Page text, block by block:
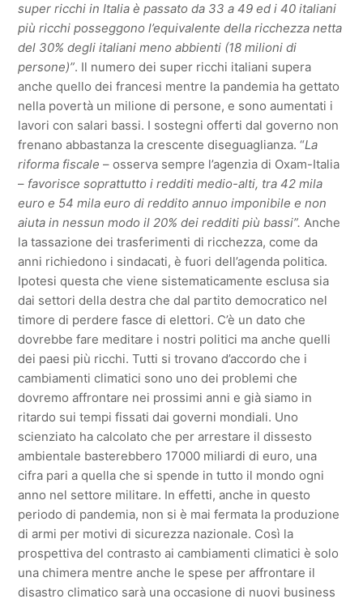
super ricchi in Italia è passato da 33 a 49 ed i 40 italiani
più ricchi posseggono l’equivalente della ricchezza netta
del 30% degli italiani meno abbienti (18 milioni di
persone)”. Il numero dei super ricchi italiani supera
anche quello dei francesi mentre la pandemia ha gettato
nella povertà un milione di persone, e sono aumentati i
lavori con salari bassi. I sostegni offerti dal governo non
frenano abbastanza la crescente diseguaglianza. “La
riforma fiscale – osserva sempre l’agenzia di Oxam-Italia
– favoriscesoprattutto i redditi medio-alti, tra 42 mila
euro e 54 mila euro di reddito annuo imponibile e non
aiuta in nessun modo il 20% dei redditi più bassi”.Anche
la tassazione dei trasferimenti di ricchezza, come da
anni richiedono i sindacati, è fuori dell’agenda politica.
Ipotesi questa che viene sistematicamente esclusa sia
dai settori della destra che dal partito democratico nel
timore di perdere fasce di elettori. C’è un dato che
dovrebbe fare meditare i nostri politici ma anche quelli
dei paesi più ricchi. Tutti si trovano d’accordo che i
cambiamenti climatici sono uno dei problemi che
dovremo affrontare nei prossimi anni e già siamo in
ritardo sui tempi fissati dai governi mondiali. Uno
scienziato ha calcolato che per arrestare il dissesto
ambientale basterebbero 17000 miliardi di euro, una
cifra pari a quella che si spende in tutto il mondo ogni
anno nel settore militare. In effetti, anche in questo
periodo di pandemia, non si è mai fermata la produzione
di armi per motivi di sicurezza nazionale. Così la
prospettiva del contrasto ai cambiamenti climatici è solo
una chimera mentre anche le spese per affrontare il
disastro climatico sarà una occasione di nuovi business